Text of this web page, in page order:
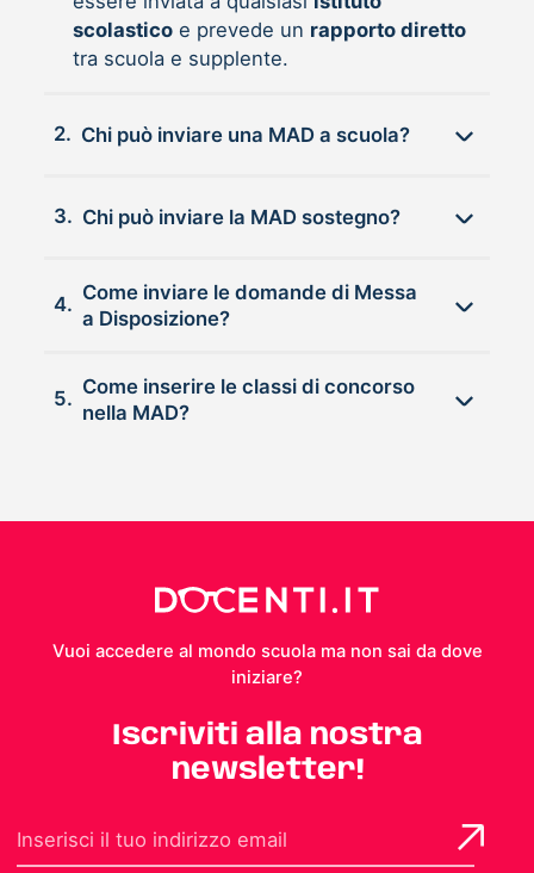
scolasticoe prevede un rapporto diretto
tra scuola e supplente.
2. Chi può inviare una MAD a scuola?
3. Chi può inviare la MAD sostegno?
4.
Come inviare le domande di Messa
a Disposizione?
5.
Come inserire le classi di concorso
nella MAD?
Vuoi accedere al mondo scuola ma non sai da dove
iniziare?
Iscriviti alla nostra
newsletter!